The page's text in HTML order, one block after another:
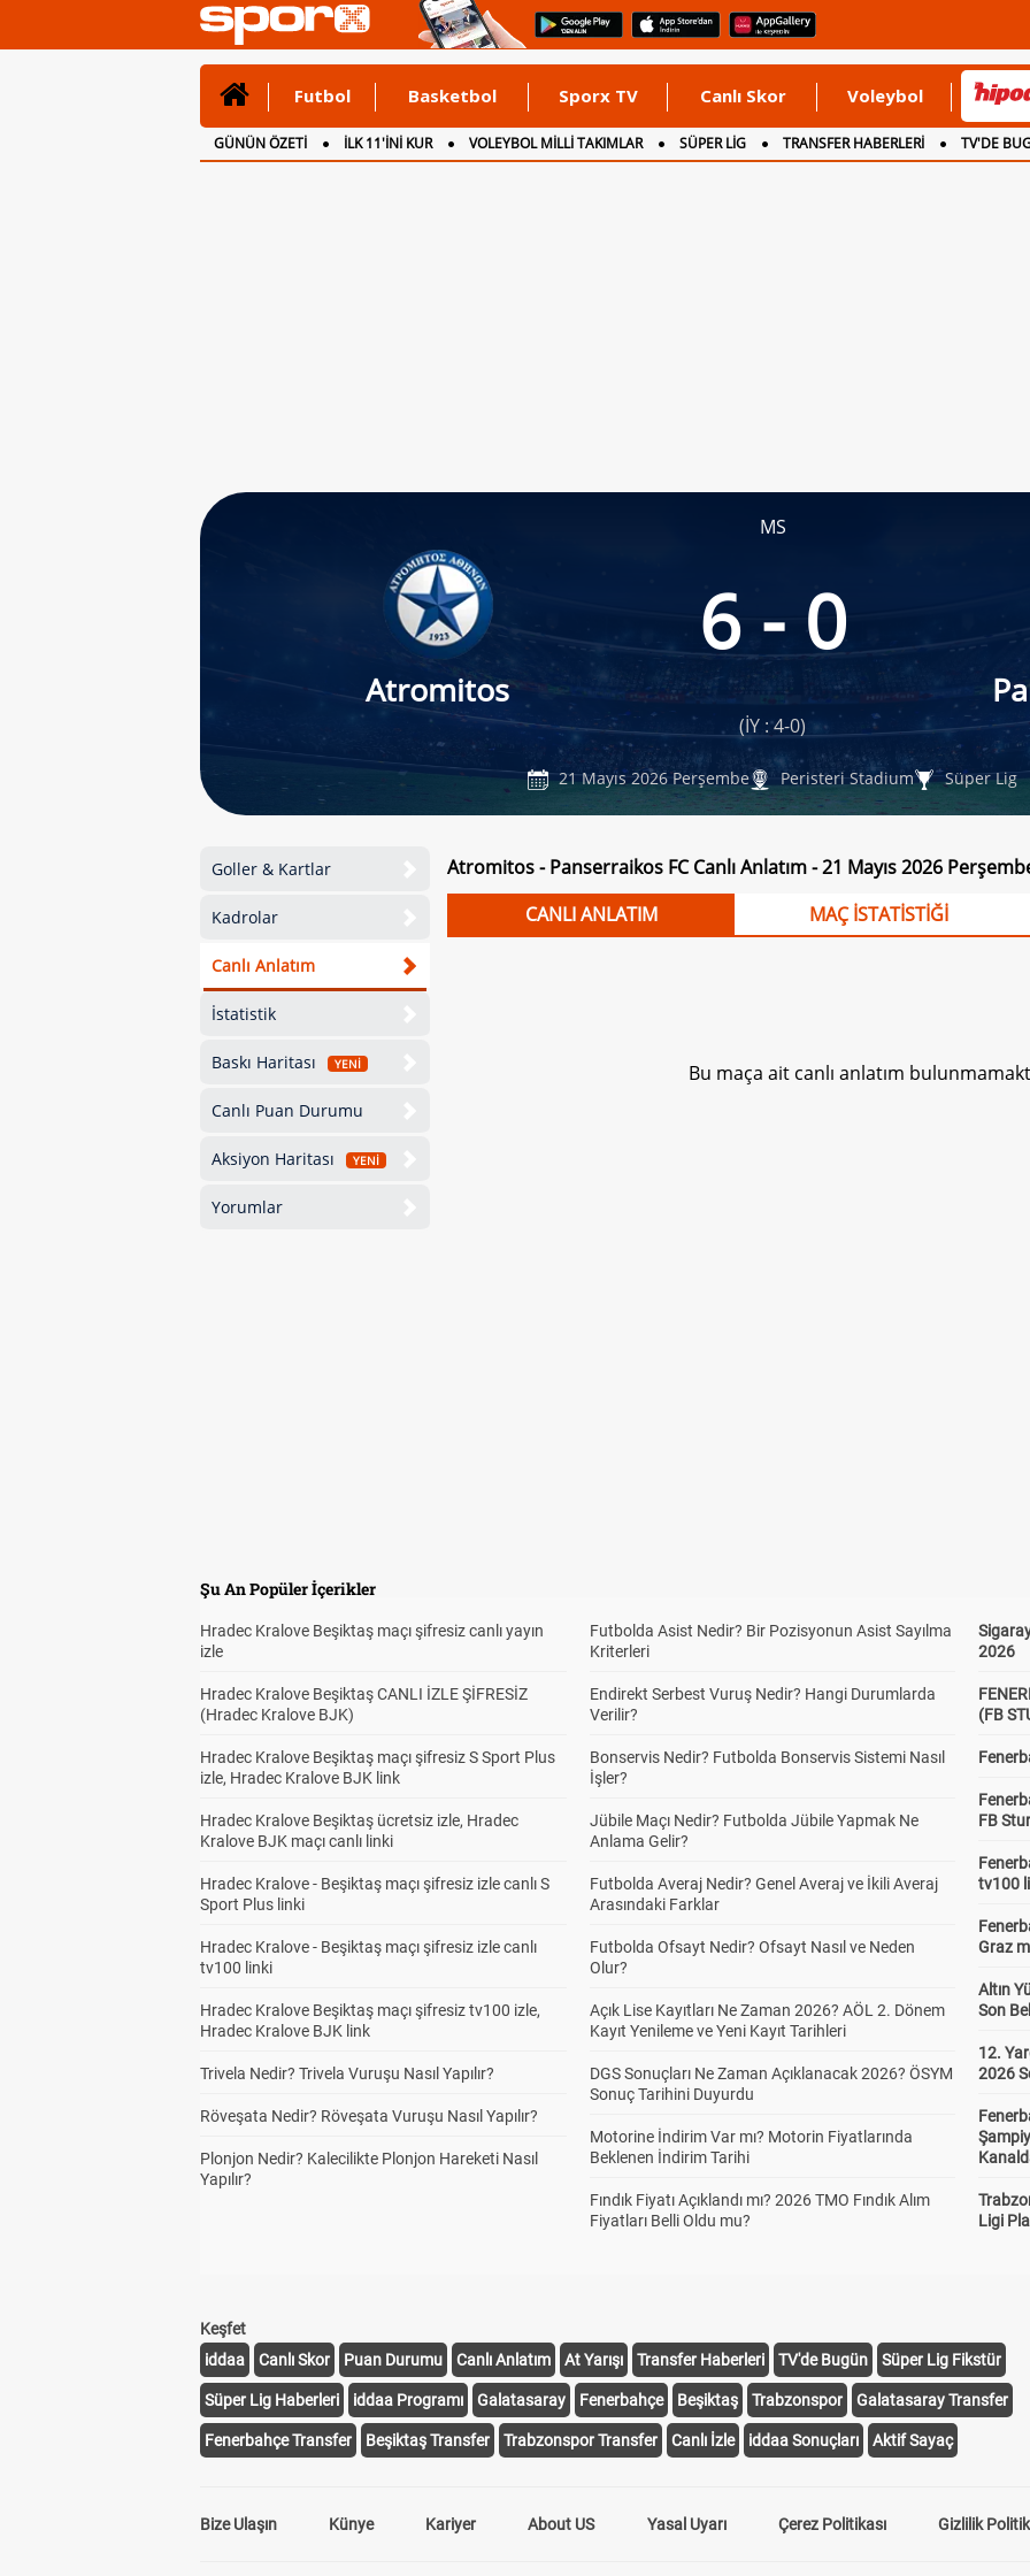
Futbol Basketbol Sporx TV Canlı Skor Voleybol
GÜNÜN ÖZETİ İLK 11'İNİ KUR VOLEYBOL MİLLİ TAKIMLAR SÜPER LİG TRANSFER HABERLERİ TV'DE
CANLI ANLATIM
İNGİLTERE
MS
Atromitos
6 - 0
(İY : 4-0)
21 Mayıs 2026 Perşembe Peristeri Stadium Süper Lig
Goller & Kartlar
Kadrolar
Canlı Anlatım
İstatistik
Baskı Haritası YENİ
Canlı Puan Durumu
Aksiyon Haritası YENİ
Yorumlar
Atromitos - Panserraikos FC Canlı Anlatım - 21 Mayıs 2026
CANLI ANLATIM
MAÇ İSTATİSTİĞİ
Bu maça ait canlı anlatım
Şu An Popüler İçerikler
Hradec Kralove Beşiktaş maçı şifresiz canlı yayın
izle
Hradec Kralove Beşiktaş CANLI İZLE ŞİFRESİZ
(Hradec Kralove BJK)
Hradec Kralove Beşiktaş maçı şifresiz S Sport Plus
izle, Hradec Kralove BJK link
Hradec Kralove Beşiktaş ücretsiz izle, Hradec
Kralove BJK maçı canlı linki
Hradec Kralove - Beşiktaş maçı şifresiz izle canlı S
Sport Plus linki
Hradec Kralove - Beşiktaş maçı şifresiz izle canlı
tv100 linki
Hradec Kralove Beşiktaş maçı şifresiz tv100 izle,
Hradec Kralove BJK link
Trivela Nedir? Trivela Vuruşu Nasıl Yapılır?
Röveşata Nedir? Röveşata Vuruşu Nasıl Yapılır?
Plonjon Nedir? Kalecilikte Plonjon Hareketi Nasıl
Yapılır?
Futbolda Asist Nedir? Bir Pozisyonun Asist Sayılma
Kriterleri
Endirekt Serbest Vuruş Nedir? Hangi Durumlarda
Verilir?
Bonservis Nedir? Futbolda Bonservis Sistemi Nasıl
İşler?
Jübile Maçı Nedir? Futbolda Jübile Yapmak Ne
Anlama Gelir?
Futbolda Averaj Nedir? Genel Averaj ve İkili Averaj
Arasındaki Farklar
Futbolda Ofsayt Nedir? Ofsayt Nasıl ve Neden
Olur?
Açık Lise Kayıtları Ne Zaman 2026? AÖL 2. Dönem
Kayıt Yenileme ve Yeni Kayıt Tarihleri
DGS Sonuçları Ne Zaman Açıklanacak 2026? ÖSYM
Sonuç Tarihini Duyurdu
Motorine İndirim Var mı? Motorin Fiyatlarında
Beklenen İndirim Tarihi
Fındık Fiyatı Açıklandı mı? 2026 TMO Fındık Alım
Fiyatları Belli Oldu mu?
2026
(FB
FB
tv100
Graz
Altın
Son
12.
2026
Ligi
Keşfet
iddaa
Canlı Skor Puan Durumu Canlı Anlatım At Yarışı Transfer Haberleri TV'de Bugün Süper Lig Fikstür
Süper Lig Haberleri iddaa Programı Galatasaray Fenerbahçe Beşiktaş Trabzonspor Galatasaray Transfer
Fenerbahçe Transfer Beşiktaş Transfer Trabzonspor Transfer Canlı İzle iddaa Sonuçları Aktif Sayaç
Bize Ulaşın Künye Kariyer About US Yasal Uyarı Çerez Politikası Gizlilik